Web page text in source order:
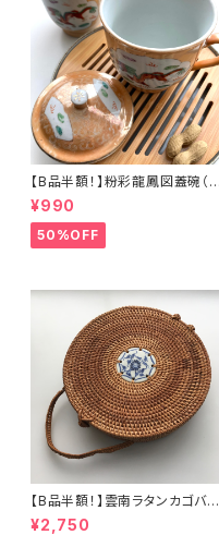
【B品半額！】粉彩龍鳳図蓋碗（8
0年代景徳鎮デッドストック）
¥990
50%OFF
【B品半額！】雲南ラタンカゴバッ
グ
¥2,750